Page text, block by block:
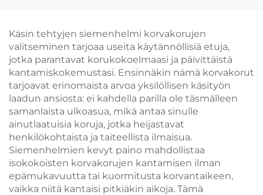
perunamaisia helmiä
sisältäviä korvakoruja
– kevyitä ja
elegantteja
koristeellisia
riippukorvakoruja
Käsin tehtyjen siemenhelmi korvakorujen
valitseminen tarjoaa useita käytännöllisiä etuja,
jotka parantavat korukokoelmaasi ja päivittäistä
kantamiskokemustasi. Ensinnäkin nämä korvakorut
tarjoavat erinomaista arvoa yksilöllisen käsityön
laadun ansiosta: ei kahdella parilla ole täsmälleen
samanlaista ulkoasua, mikä antaa sinulle
ainutlaatuisia koruja, jotka heijastavat
henkilökohtaista ja taiteellista ilmaisua.
Siemenhelmien kevyt paino mahdollistaa
isokokoisten korvakorujen kantamisen ilman
epämukavuutta tai kuormitusta korvantaikeen,
vaikka niitä kantaisi pitkiäkin aikoja. Tämä